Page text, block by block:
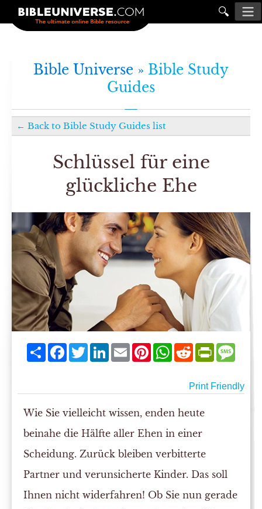
🔍
Bible Universe » Bible Study
Guides
← Back to Bible Study Guides list
Schlüssel für eine
glückliche Ehe
ShareFacebookTwitterLinkedIn
EmailPinterestWhatsApp
Reddit
Print Friendly
Wie Sie vielleicht wissen, enden heute
beinahe die Hälfte aller Ehen in einer
Scheidung. Zurück bleiben verbitterte
Partner und verunsicherte Kinder. Das soll
Ihnen nicht widerfahren! Ob Sie nun gerade